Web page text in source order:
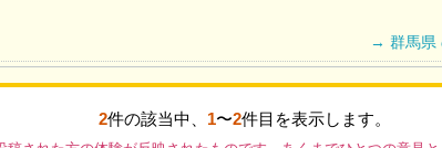
→ 群馬県
2件の該当中、 1〜2件目を表示します。